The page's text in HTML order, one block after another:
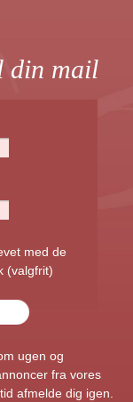
din mail
med de
(valgfrit)
ugen og
fra vores
afmelde dig igen.